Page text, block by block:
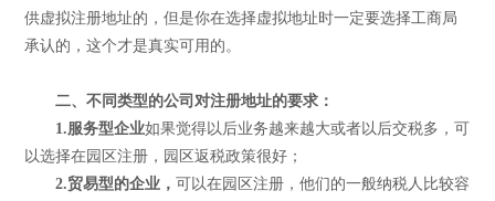
供虚拟注册地址的，但是你在选择虚拟地址时一定要选择工商局
承认的，这个才是真实可用的。
二、不同类型的公司对注册地址的要求：
1.服务型企业如果觉得以后业务越来越大或者以后交税多，可
以选择在园区注册，园区返税政策很好；
2.贸易型的企业，可以在园区注册，他们的一般纳税人比较容